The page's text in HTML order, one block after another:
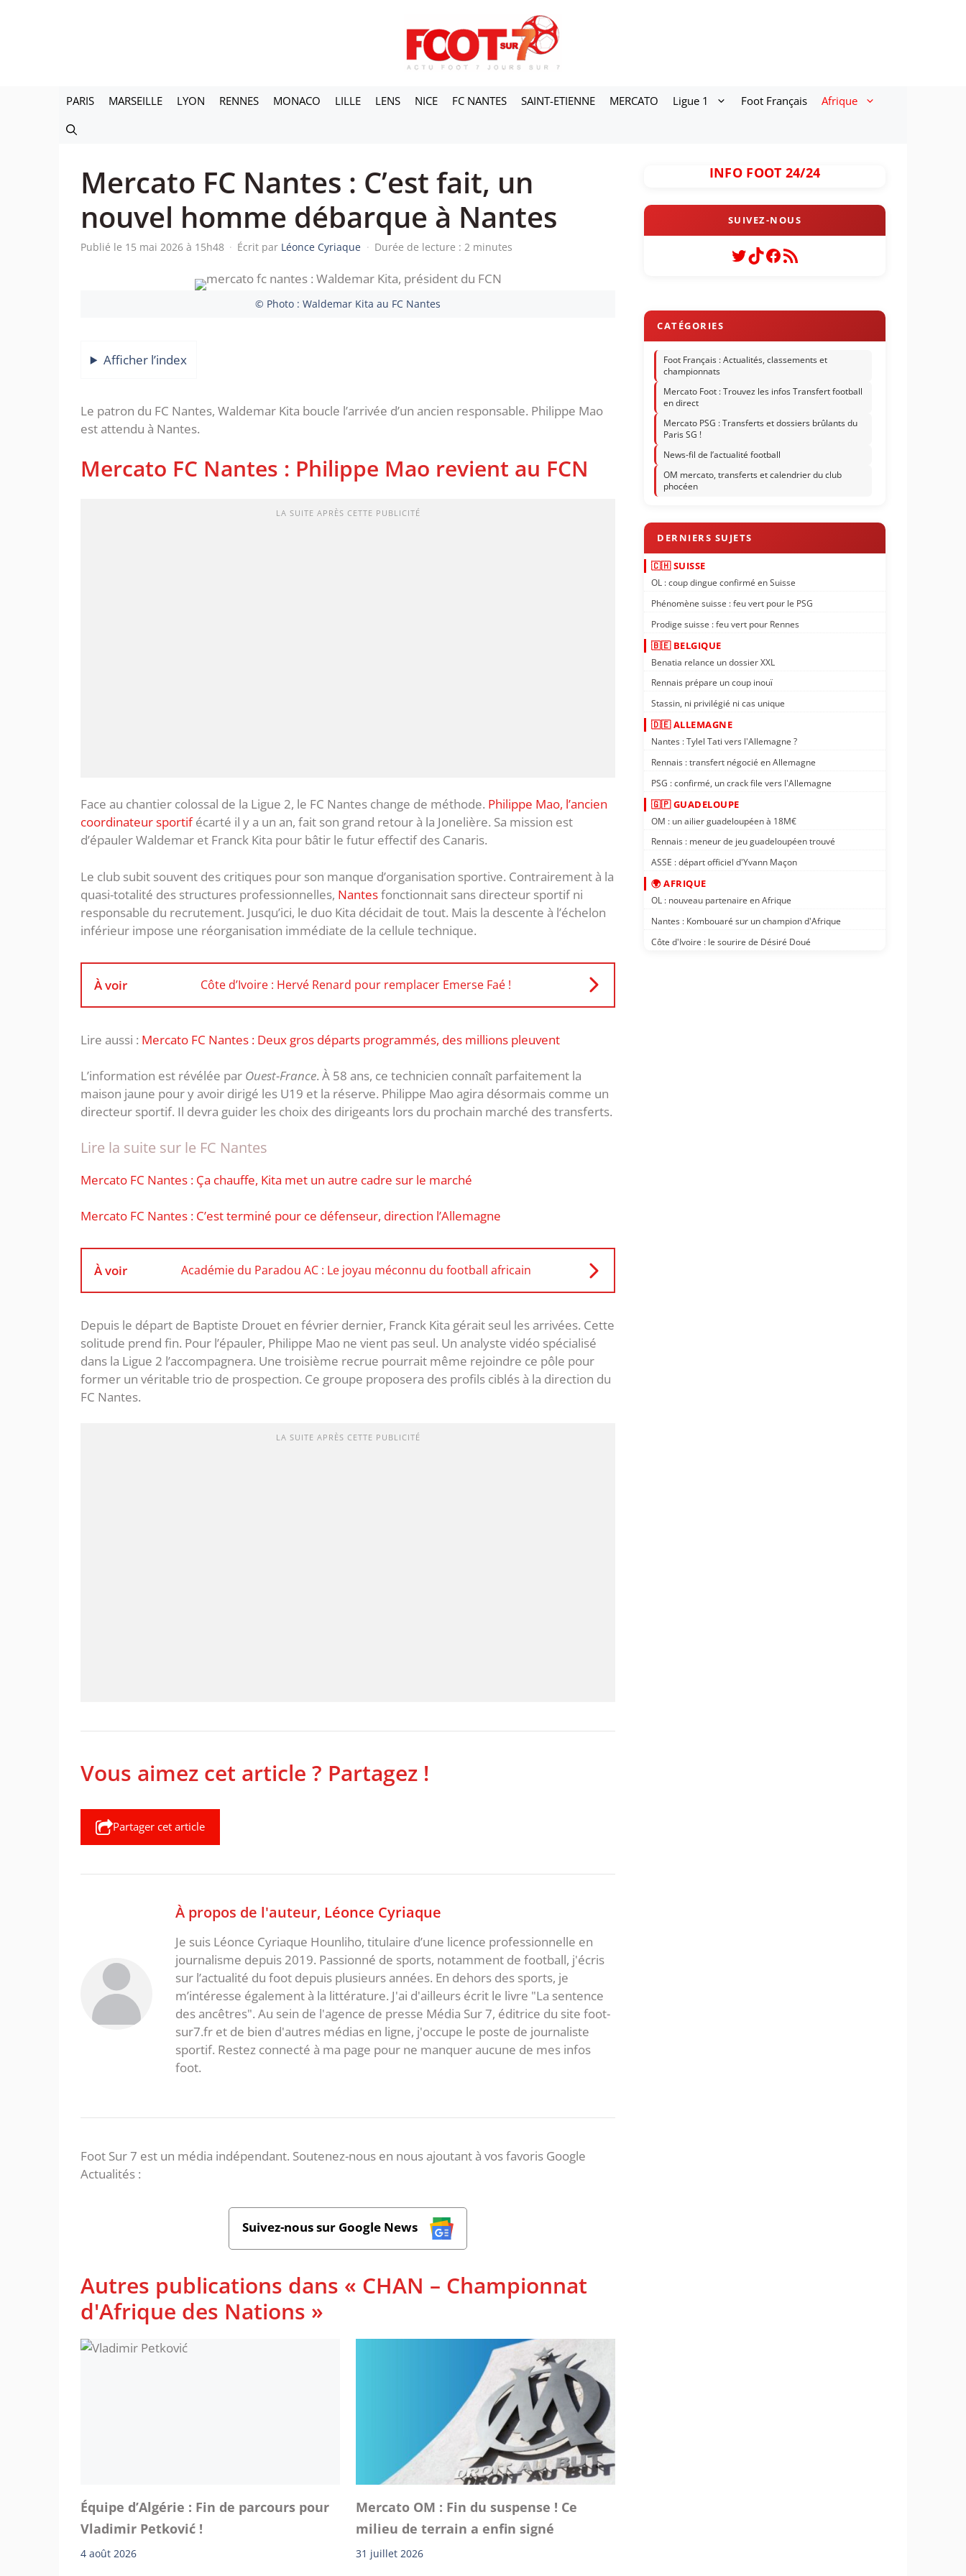
PARIS MARSEILLE LYON RENNES MONACO LILLE LENS NICE FC NANTES SAINT-ETIENNE MERCATO Ligue 1 Foot Français Afrique
Mercato FC Nantes : C’est fait, un
nouvel homme débarque à Nantes
Publié le 15 mai 2026 à 15h48 · Écrit par Léonce Cyriaque · Durée de lecture : 2 minutes
© Photo : Waldemar Kita au FC Nantes
Afficher l’index
Le patron du FC Nantes, Waldemar Kita boucle l’arrivée d’un ancien responsable. Philippe Mao
est attendu à Nantes.
Mercato FC Nantes : Philippe Mao revient au FCN
LA SUITE APRÈS CETTE PUBLICITÉ
Face au chantier colossal de la Ligue 2, le FC Nantes change de méthode. Philippe Mao, l’ancien
coordinateur sportifécarté il y a un an, fait son grand retour à la Jonelière. Sa mission est
d’épauler Waldemar et Franck Kita pour bâtir le futur effectif des Canaris.
Le club subit souvent des critiques pour son manque d’organisation sportive. Contrairement à la
quasi-totalité des structures professionnelles, Nantesfonctionnait sans directeur sportif ni
responsable du recrutement. Jusqu’ici, le duo Kita décidait de tout. Mais la descente à l’échelon
inférieur impose une réorganisation immédiate de la cellule technique.
À voir Côte d’Ivoire : Hervé Renard pour remplacer Emerse Faé !
Lire aussi : Mercato FC Nantes : Deux gros départs programmés, des millions pleuvent
L’information est révélée par Ouest-France. À 58 ans, ce technicien connaît parfaitement la
maison jaune pour y avoir dirigé les U19 et la réserve. Philippe Mao agira désormais comme un
directeur sportif. Il devra guider les choix des dirigeants lors du prochain marché des transferts.
Lire la suite sur le FC Nantes
Mercato FC Nantes : Ça chauffe, Kita met un autre cadre sur le marché
Mercato FC Nantes : C’est terminé pour ce défenseur, direction l’Allemagne
À voir Académie du Paradou AC : Le joyau méconnu du football africain
Depuis le départ de Baptiste Drouet en février dernier, Franck Kita gérait seul les arrivées. Cette
solitude prend fin. Pour l’épauler, Philippe Mao ne vient pas seul. Un analyste vidéo spécialisé
dans la Ligue 2 l’accompagnera. Une troisième recrue pourrait même rejoindre ce pôle pour
former un véritable trio de prospection. Ce groupe proposera des profils ciblés à la direction du
FC Nantes.
LA SUITE APRÈS CETTE PUBLICITÉ
Vous aimez cet article ? Partagez !
Partager cet article
À propos de l'auteur, Léonce Cyriaque
Je suis Léonce Cyriaque Hounliho, titulaire d’une licence professionnelle en
journalisme depuis 2019. Passionné de sports, notamment de football, j'écris
sur l’actualité du foot depuis plusieurs années. En dehors des sports, je
m’intéresse également à la littérature. J'ai d'ailleurs écrit le livre "La sentence
des ancêtres". Au sein de l'agence de presse Média Sur 7, éditrice du site foot-
sur7.fr et de bien d'autres médias en ligne, j'occupe le poste de journaliste
sportif. Restez connecté à ma page pour ne manquer aucune de mes infos
foot.
Foot Sur 7 est un média indépendant. Soutenez-nous en nous ajoutant à vos favoris Google
Actualités :
Suivez-nous sur Google News
Autres publications dans « CHAN – Championnat
d'Afrique des Nations »
Équipe d’Algérie : Fin de parcours pour
Vladimir Petković !
4 août 2026
Mercato OM : Fin du suspense ! Ce
milieu de terrain a enfin signé
31 juillet 2026
INFO FOOT 24/24
Twitter
TikTok
Facebook
Flux RSS
Foot Français : Actualités, classements et
championnats
Mercato Foot : Trouvez les infos Transfert football
en direct
Mercato PSG : Transferts et dossiers brûlants du
Paris SG !
News-fil de l’actualité football
OM mercato, transferts et calendrier du club
phocéen
🇨🇭 SUISSE
OL : coup dingue confirmé en Suisse
Phénomène suisse : feu vert pour le PSG
Prodige suisse : feu vert pour Rennes
🇧🇪 BELGIQUE
Benatia relance un dossier XXL
Rennais prépare un coup inouï
Stassin, ni privilégié ni cas unique
🇩🇪 ALLEMAGNE
Nantes : Tylel Tati vers l'Allemagne ?
Rennais : transfert négocié en Allemagne
PSG : confirmé, un crack file vers l'Allemagne
🇬🇵 GUADELOUPE
OM : un ailier guadeloupéen à 18M€
Rennais : meneur de jeu guadeloupéen trouvé
ASSE : départ officiel d'Yvann Maçon
🌍 AFRIQUE
OL : nouveau partenaire en Afrique
Nantes : Kombouaré sur un champion d'Afrique
Côte d'Ivoire : le sourire de Désiré Doué